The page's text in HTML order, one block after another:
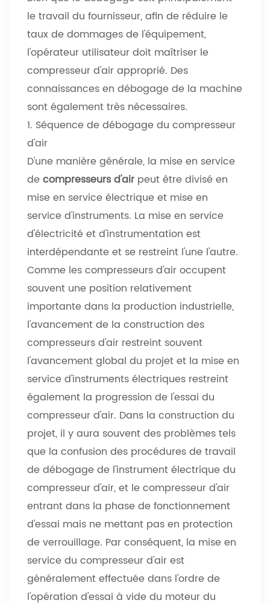
le travail du fournisseur, afin de réduire le
taux de dommages de l'équipement,
l'opérateur utilisateur doit maîtriser le
compresseur d'air approprié. Des
connaissances en débogage de la machine
sont également très nécessaires.
1. Séquence de débogage du compresseur
d'air
D'une manière générale, la mise en service
decompresseurs d'air peut être divisé en
mise en service électrique et mise en
service d'instruments. La mise en service
d'électricité et d'instrumentation est
interdépendante et se restreint l'une l'autre.
Comme les compresseurs d'air occupent
souvent une position relativement
importante dans la production industrielle,
l'avancement de la construction des
compresseurs d'air restreint souvent
l'avancement global du projet et la mise en
service d'instruments électriques restreint
également la progression de l'essai du
compresseur d'air. Dans la construction du
projet, il y aura souvent des problèmes tels
que la confusion des procédures de travail
de débogage de l'instrument électrique du
compresseur d'air, et le compresseur d'air
entrant dans la phase de fonctionnement
d'essai mais ne mettant pas en protection
de verrouillage. Par conséquent, la mise en
service du compresseur d'air est
généralement effectuée dans l'ordre de
l'opération d'essai à vide du moteur du